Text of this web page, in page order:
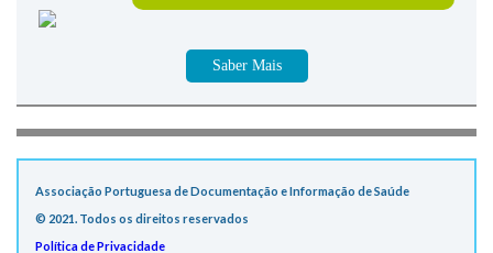
Saber Mais
Associação Portuguesa de Documentação e Informação de Saúde
© 2021. Todos os direitos reservados
Política de Privacidade